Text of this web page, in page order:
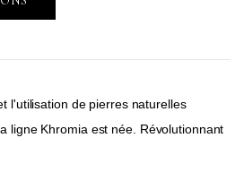
l'utilisation de pierres naturelles
ligne Khromia est née. Révolutionnant